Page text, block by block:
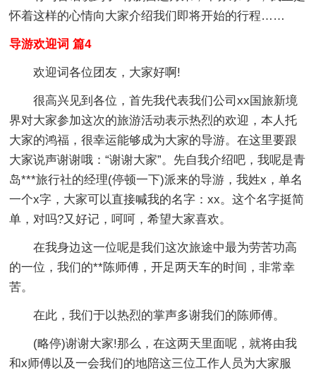
怀着这样的心情向大家介绍我们即将开始的行程……
导游欢迎词 篇4
欢迎词各位团友，大家好啊!
很高兴见到各位，首先我代表我们公司xx国旅新境
界对大家参加这次的旅游活动表示热烈的欢迎，本人托
大家的鸿福，很幸运能够成为大家的导游。在这里要跟
大家说声谢谢哦：“谢谢大家”。先自我介绍吧，我呢是青
岛***旅行社的经理(停顿一下)派来的导游，我姓x，单名
一个x字，大家可以直接喊我的名字：xx。这个名字挺简
单，对吗?又好记，呵呵，希望大家喜欢。
在我身边这一位呢是我们这次旅途中最为劳苦功高
的一位，我们的**陈师傅，开足两天车的时间，非常幸
苦。
在此，我们于以热烈的掌声多谢我们的陈师傅。
(略停)谢谢大家!那么，在这两天里面呢，就将由我
和x师傅以及一会我们的地陪这三位工作人员为大家服